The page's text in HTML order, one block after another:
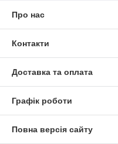
Про нас
Контакти
Доставка та оплата
Графік роботи
Повна версія сайту